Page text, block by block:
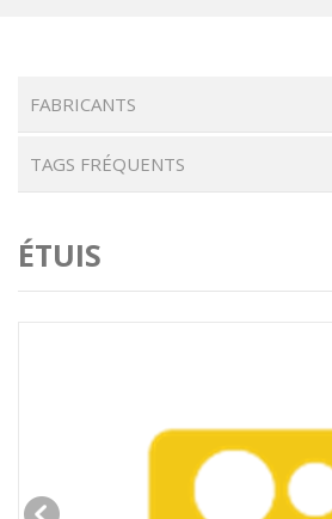
FABRICANTS
TAGS FRÉQUENTS
ÉTUIS